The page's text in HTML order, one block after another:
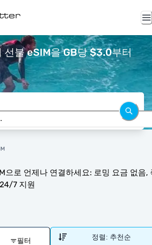
선불 eSIM을 GB당 $3.0부터
으로 언제나 연결하세요: 로밍 요금 없음,
7 지원
필터 정렬: 추천순